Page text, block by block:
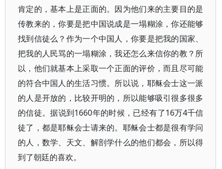
肯定的，基本上是正面的。因为他们来的主要目的是
传教来的，你要是把中国说成是一塌糊涂，你还能够
找到信徒么？作为一个中国人，你要是把我的国家、
把我的人民骂的一塌糊涂，我还怎么来信你的教？所
以，他们就基本上采取一个正面的评价，而且尽可能
的符合中国人的生活习惯。所以说，耶稣会士这一派
的人是开放的，比较开明的，所以能够吸引很多很多
的信徒。据说到1660年的时候，已经有了16万4千信
徒了，都是耶稣会士请来的。耶稣会士都是很有学问
的人，数学、天文、解剖学什么的他们都会，所以得
到了朝廷的喜欢。